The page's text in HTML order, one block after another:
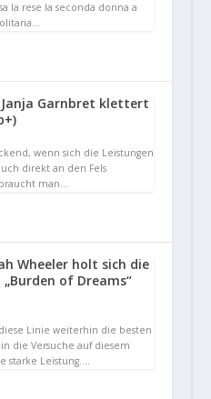
la rese la seconda donna a
Janja Garnbret klettert
wenn sich die Leistungen
direkt an den Fels
man…
Wheeler holt sich die
of Dreams“
Linie weiterhin die besten
die Versuche auf diesem
starke Leistung.…